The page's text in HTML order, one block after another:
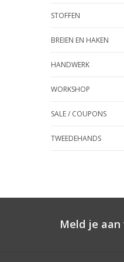
STOFFEN
BREIEN EN HAKEN
HANDWERK
WORKSHOP
SALE / COUPONS
TWEEDEHANDS
Meld je